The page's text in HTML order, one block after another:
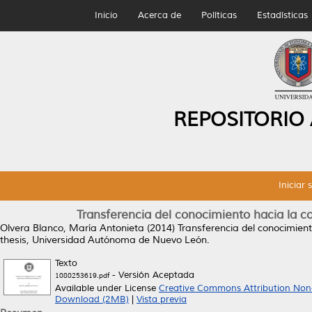
Inicio Acerca de Políticas Estadísticas
Iniciar
Transferencia del conocimiento hacia la
Olvera Blanco, María Antonieta (2014) Transferencia del
thesis, Universidad Autónoma de Nuevo León.
Texto
1080253619.pdf- Versión Aceptada
Available under License Creative Commons Attribution
Download (2MB)
Vista previa